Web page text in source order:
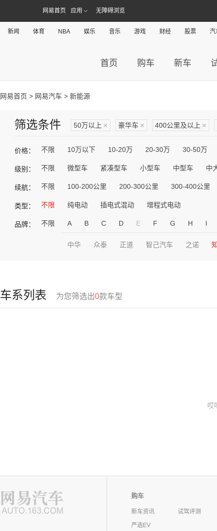
网易首页 应用 无障碍浏览
新闻 体育 NBA 娱乐 音乐 游戏 财经 股票 汽
首页 购车 新车
网易首页 > 网易汽车 > 新能源
筛选条件 50万以上 × 豪华车 × 400公里及以上 ×
价格： 不限 10万以下 10-20万 20-30万 30-50万
级别： 不限 微型车 紧凑型车 小型车 中型车 中
续航： 不限 100-200公里 200-300公里 300-400公里
类型： 不限 纯电动 插电式混动 增程式电动
品牌： 不限 A B C D E F G H I
中华 众泰 正道 智己汽车 之诺
车系列表 为您筛选出0款车型
哎
购车
新车资讯
试驾评测
严选EV